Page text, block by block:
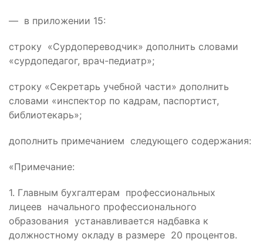
— в приложении 15:
строку «Сурдопереводчик» дополнить словами
«сурдопедагог, врач-педиатр»;
строку «Секретарь учебной части» дополнить
словами «инспектор по кадрам, паспортист,
библиотекарь»;
дополнить примечанием следующего содержания:
«Примечание:
1. Главным бухгалтерам профессиональных
лицеев начального профессионального
образования устанавливается надбавка к
должностному окладу в размере 20 процентов.